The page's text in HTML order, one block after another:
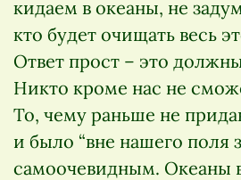
кидаем в океаны, не
кто будет очищать весь
Ответ прост – это
Никто кроме нас не
То, чему раньше не
и было “вне нашего поля
самоочевидным. Океаны